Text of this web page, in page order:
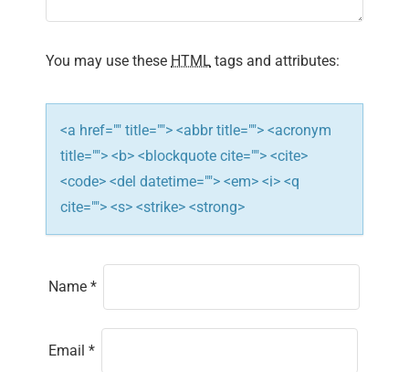
t
o
n
You may use these HTML tags and attributes:
<a href="" title=""> <abbr title=""> <acronym
title=""> <b> <blockquote cite=""> <cite>
<code> <del datetime=""> <em> <i> <q
cite=""> <s> <strike> <strong>
Name *
Email *